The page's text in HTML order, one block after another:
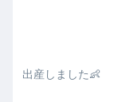
出産しました👶